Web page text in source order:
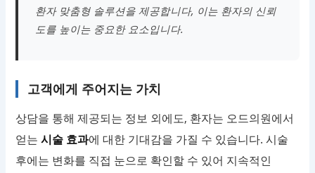
환자 맞춤형 솔루션을 제공합니다, 이는 환자의 신뢰
도를 높이는 중요한 요소입니다.
고객에게 주어지는 가치
상담을 통해 제공되는 정보 외에도, 환자는 오드의원에서
얻는시술 효과에 대한 기대감을 가질 수 있습니다. 시술
후에는 변화를 직접 눈으로 확인할 수 있어 지속적인